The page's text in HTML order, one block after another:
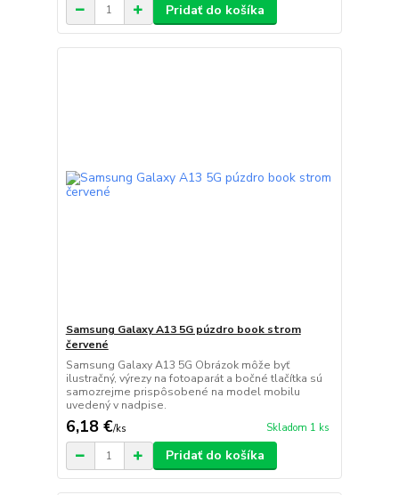
Pridať do košíka
Samsung Galaxy A13 5G púzdro book strom
červené
Samsung Galaxy A13 5G Obrázok môže byť
ilustračný, výrezy na fotoaparát a bočné tlačítka sú
samozrejme prispôsobené na model mobilu
uvedený v nadpise.
6,18 €/ks Skladom 1 ks
Pridať do košíka